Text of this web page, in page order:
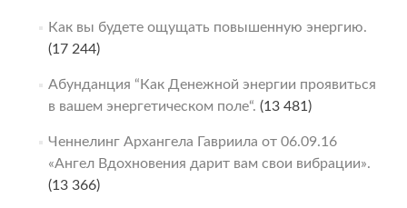
Как вы будете ощущать повышенную энергию.
(17 244)
Абунданция “Как Денежной энергии проявиться
в вашем энергетическом поле“. (13 481)
Ченнелинг Архангела Гавриила от 06.09.16
«Ангел Вдохновения дарит вам свои вибрации».
(13 366)